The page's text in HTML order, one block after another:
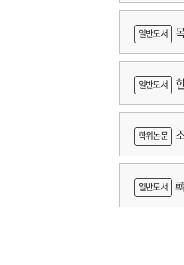
일반도서
축문화재
일반도서
적조사 :
보고서
학위논문
망 긍정' 양
일반도서